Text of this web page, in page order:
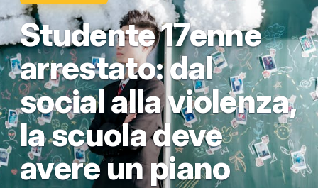
Studente 17enne
arrestato: dal
social alla violenza,
la scuola deve
avere un piano